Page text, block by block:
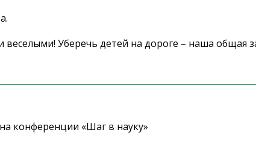
Уберечь детей на дороге – наша общая
конференции «Шаг в науку»